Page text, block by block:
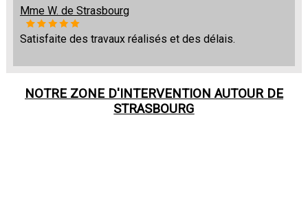
Mme W. de Strasbourg
Satisfaite des travaux réalisés et des délais.
NOTRE ZONE D'INTERVENTION AUTOUR DE
STRASBOURG